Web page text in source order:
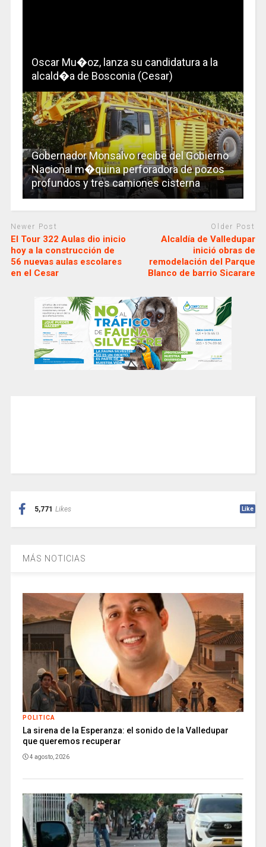
Oscar Mu�oz, lanza su candidatura a la
alcald�a de Bosconia (Cesar)
Gobernador Monsalvo recibe del Gobierno
Nacional m�quina perforadora de pozos
profundos y tres camiones cisterna
Newer Post
El Tour 322 Aulas dio inicio
hoy a la construcción de
56 nuevas aulas escolares
en el Cesar
Older Post
Alcaldía de Valledupar
inició obras de
remodelación del Parque
Blanco de barrio Sicarare
5,771 Likes Like
MÁS NOTICIAS
POLITICA
La sirena de la Esperanza: el sonido de la Valledupar
que queremos recuperar
4 agosto, 2026